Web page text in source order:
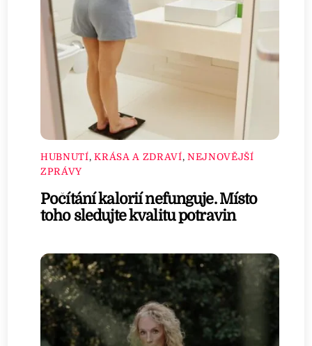
HUBNUTÍ,KRÁSA A ZDRAVÍ, NEJNOVĚJŠÍ
ZPRÁVY
Počítání kalorií nefunguje. Místo
toho sledujte kvalitu potravin